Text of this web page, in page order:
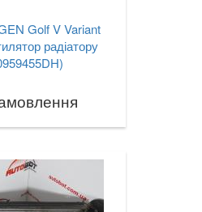
Golf V Variant
радіатору